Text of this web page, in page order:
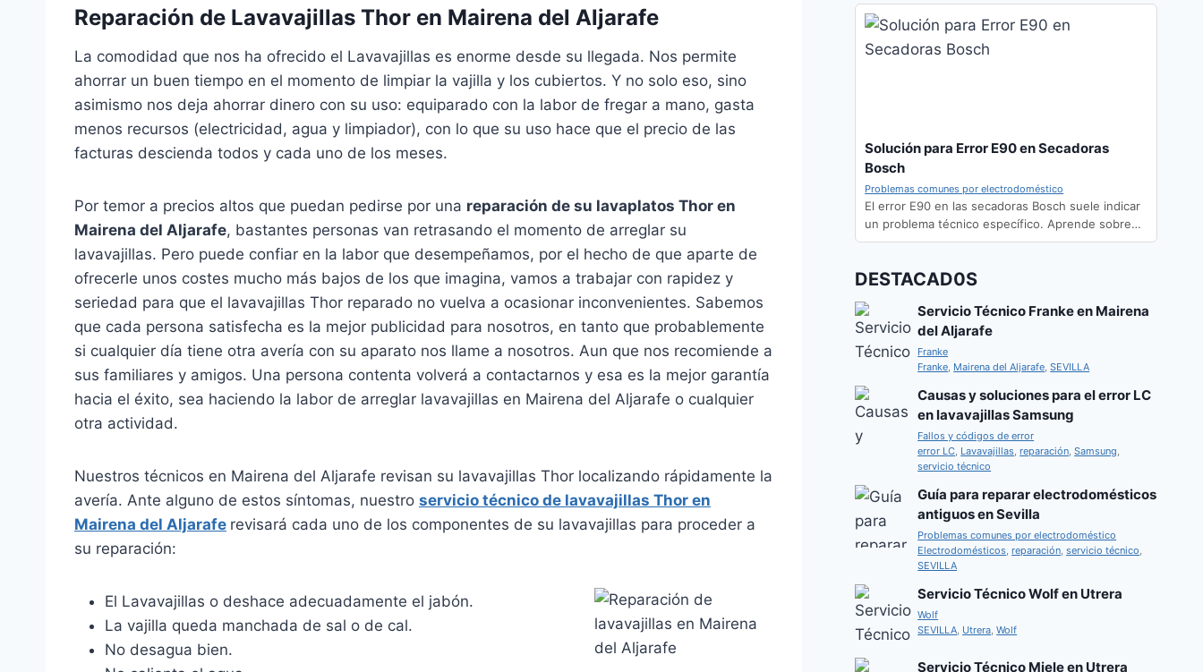
Reparación de Lavavajillas Thor en Mairena del Aljarafe
La comodidad que nos ha ofrecido el Lavavajillas es enorme desde su llegada. Nos permite
ahorrar un buen tiempo en el momento de limpiar la vajilla y los cubiertos. Y no solo eso, sino
asimismo nos deja ahorrar dinero con su uso: equiparado con la labor de fregar a mano, gasta
menos recursos (electricidad, agua y limpiador), con lo que su uso hace que el precio de las
facturas descienda todos y cada uno de los meses.
Por temor a precios altos que puedan pedirse por una reparación de su lavaplatos Thor en
Mairena del Aljarafe, bastantes personas van retrasando el momento de arreglar su
lavavajillas. Pero puede confiar en la labor que desempeñamos, por el hecho de que aparte de
ofrecerle unos costes mucho más bajos de los que imagina, vamos a trabajar con rapidez y
seriedad para que el lavavajillas Thor reparado no vuelva a ocasionar inconvenientes. Sabemos
que cada persona satisfecha es la mejor publicidad para nosotros, en tanto que probablemente
si cualquier día tiene otra avería con su aparato nos llame a nosotros. Aun que nos recomiende a
sus familiares y amigos. Una persona contenta volverá a contactarnos y esa es la mejor garantía
hacia el éxito, sea haciendo la labor de arreglar lavavajillas en Mairena del Aljarafe o cualquier
otra actividad.
Nuestros técnicos en Mairena del Aljarafe revisan su lavavajillas Thor localizando rápidamente la
avería. Ante alguno de estos síntomas, nuestro servicio técnico de lavavajillas Thor en
Mairena del Aljarafe revisará cada uno de los componentes de su lavavajillas para proceder a
su reparación:
El Lavavajillas o deshace adecuadamente el jabón.
La vajilla queda manchada de sal o de cal.
No desagua bien.
Solución para Error E90 en Secadoras
Bosch
Problemas comunes por electrodoméstico
El error E90 en las secadoras Bosch suele indicar
un problema técnico específico. Aprende sobre…
DESTACAD0S
Servicio Técnico Franke en Mairena
del Aljarafe
Franke
Franke Mairena del Aljarafe ,SEVILLA
Causas y soluciones para el error LC
en lavavajillas Samsung
Fallos y códigos de error
error LC Lavavajillas ,reparación ,Samsung
servicio técnico
Guía para reparar electrodomésticos
antiguos en Sevilla
Problemas comunes por electrodoméstico
Electrodomésticos ,reparación ,servicio técnico
SEVILLA
Servicio Técnico Wolf en Utrera
Wolf
SEVILLA Utrera ,Wolf
Servicio Técnico Miele en Utrera